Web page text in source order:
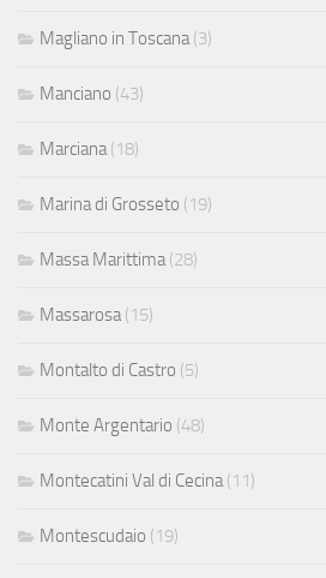
Magliano in Toscana (3)
Manciano (43)
Marciana (18)
Marina di Grosseto (19)
Massa Marittima (28)
Massarosa (15)
Montalto di Castro (5)
Monte Argentario (48)
Montecatini Val di Cecina (11)
Montescudaio (19)